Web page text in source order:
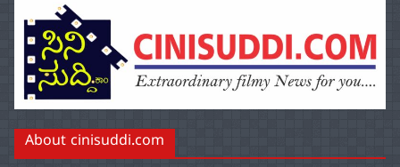
About cinisuddi.com